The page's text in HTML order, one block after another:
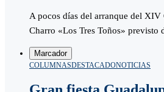
A pocos días del arranque del XIV
Charro «Los Tres Toños»
Marcador
COLUMNASDESTACADONOTICIAS